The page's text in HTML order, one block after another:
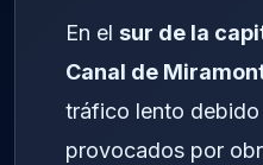
En el sur de la
Canal de
tráfico lento
provocados por